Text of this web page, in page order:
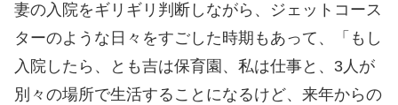
妻の入院をギリギリ判断しながら、ジェットコース
ターのような日々をすごした時期もあって、「もし
入院したら、とも吉は保育園、私は仕事と、3人が
別々の場所で生活することになるけど、来年からの